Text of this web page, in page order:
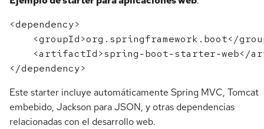
<dependency>
<groupId>org.springframework.boot</
<artifactId>spring-boot-starter-web</
Este starter incluye automáticamente Spring MVC, Tomcat
embebido, Jackson para JSON, y otras dependencias
relacionadas con el desarrollo web.